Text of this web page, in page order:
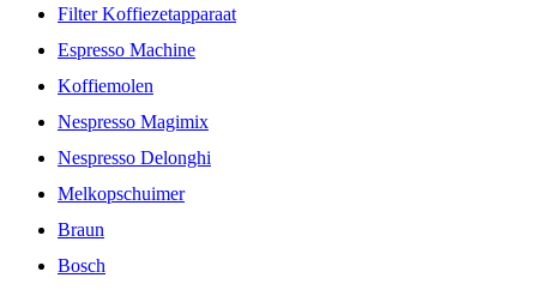
Filter Koffiezetapparaat
Espresso Machine
Koffiemolen
Nespresso Magimix
Nespresso Delonghi
Melkopschuimer
Braun
Bosch